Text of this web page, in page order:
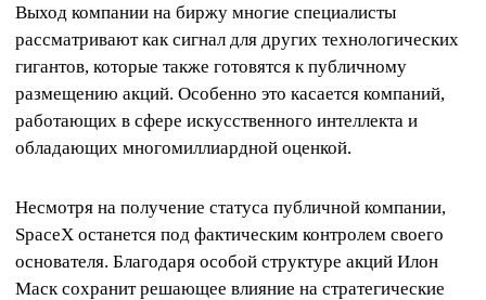
Выход компании на биржу многие специалисты
рассматривают как сигнал для других технологических
гигантов, которые также готовятся к публичному
размещению акций. Особенно это касается компаний,
работающих в сфере искусственного интеллекта и
обладающих многомиллиардной оценкой.
Несмотря на получение статуса публичной компании,
SpaceX останется под фактическим контролем своего
основателя. Благодаря особой структуре акций Илон
Маск сохранит решающее влияние на стратегические